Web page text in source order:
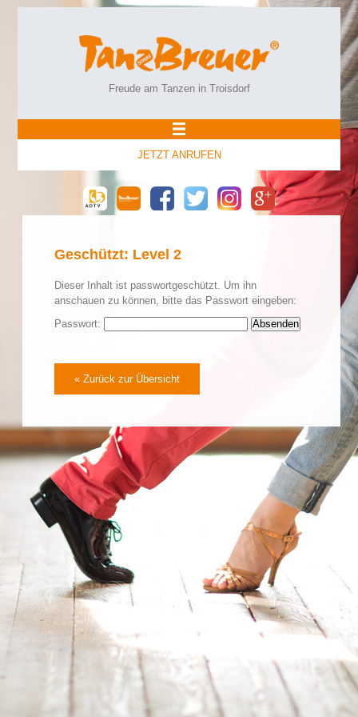
Freude am Tanzen in Troisdorf
JETZT ANRUFEN
Geschützt: Level 2
Dieser Inhalt ist passwortgeschützt. Um ihn
anschauen zu können, bitte das Passwort eingeben:
Passwort:
« Zurück zur Übersicht